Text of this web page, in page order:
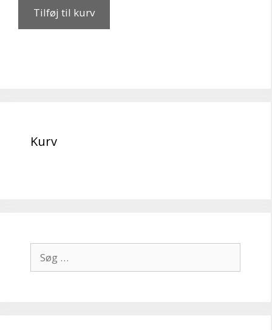
Tilføj til kurv
Kurv
efter: